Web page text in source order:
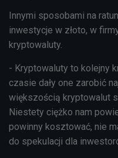
Innymi sposobami na
inwestycje w złoto, w
kryptowaluty.
- Kryptowaluty to kolejny
czasie dały one zarobić
większością kryptowalut
Niestety ciężko nam
powinny kosztować, nie
do spekulacji dla